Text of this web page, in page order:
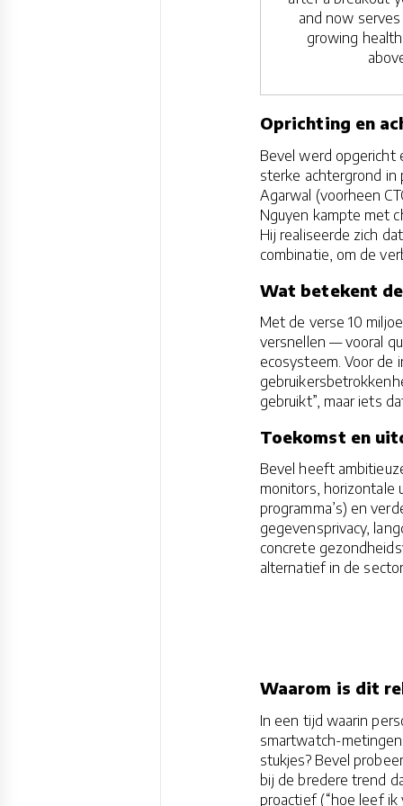
and now
growing
Oprichting en
Bevel werd opgericht
sterke achtergrond in
Agarwal (voorheen
Nguyen kampte met
Hij realiseerde zich
combinatie, om de
Wat betekent
Met de verse 10
versnellen — vooral
ecosysteem. Voor de
gebruikt”, maar iets
Toekomst en
Bevel heeft
monitors, horizontale
programma’s) en
gegevensprivacy,
concrete
alternatief in de
Waarom is dit
In een tijd waarin
smartwatch-
stukjes? Bevel
bij de bredere trend
proactief (“hoe leef ik